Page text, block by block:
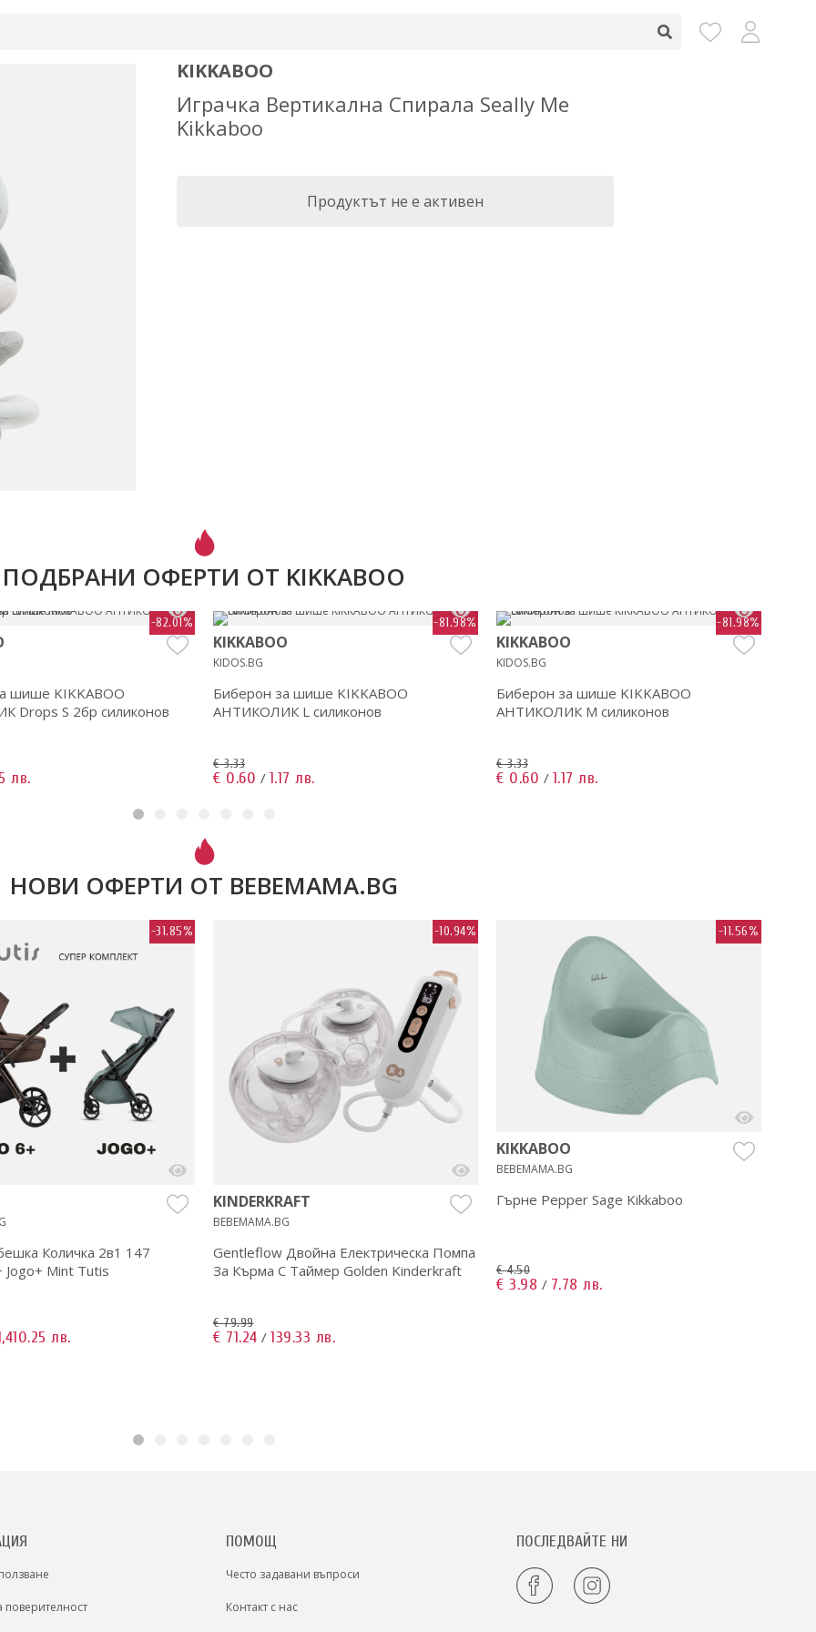
KIKKABOO
Играчка Вертикална Спирала Seally Me
Kikkaboo
Продуктът не е активен
ПОДБРАНИ ОФЕРТИ ОТ KIKKABOO
-82.01%
шише KIKKABOO
Drops S 2бр силиконов
лв.
-81.98%
KIKKABOO
KIDOS.BG
Биберон за шише KIKKABOO
АНТИКОЛИК L силиконов
€ 3.33
€ 0.60 / 1.17 лв.
-81.98%
KIKKABOO
KIDOS.BG
Биберон за шише KIKKABOO
АНТИКОЛИК M силиконов
€ 3.33
€ 0.60 / 1.17 лв.
НОВИ ОФЕРТИ ОТ BEBEMAMA.BG
-31.85%
Количка 2в1 147
Jogo+ Mint Tutis
лв.
-10.94%
KINDERKRAFT
BEBEMAMA.BG
Gentleflow Двойна Електрическа Помпа
За Кърма С Таймер Golden Kinderkraft
€ 79.99
€ 71.24 / 139.33 лв.
-11.56%
KIKKABOO
BEBEMAMA.BG
Гърне Pepper Sage Kikkaboo
€ 4.50
€ 3.98 / 7.78 лв.
поверителност
ПОМОЩ
Често задавани въпроси
Контакт с нас
ПОСЛЕДВАЙТЕ НИ